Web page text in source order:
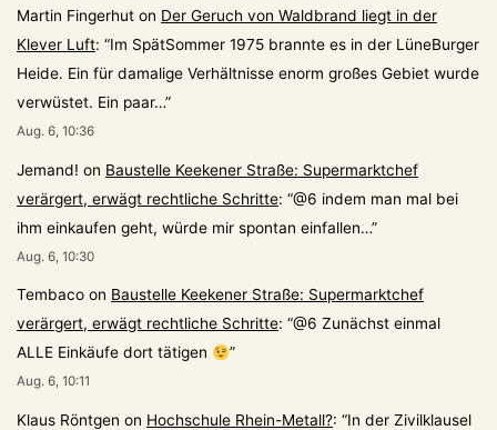
Martin Fingerhut on Der Geruch von Waldbrand liegt in der
Klever Luft: “Im SpätSommer 1975 brannte es in der LüneBurger
Heide. Ein für damalige Verhältnisse enorm großes Gebiet wurde
verwüstet. Ein paar…”
Aug. 6, 10:36
Jemand! on Baustelle Keekener Straße: Supermarktchef
verärgert, erwägt rechtliche Schritte: “@6 indem man mal bei
ihm einkaufen geht, würde mir spontan einfallen…”
Aug. 6, 10:30
Tembaco on Baustelle Keekener Straße: Supermarktchef
verärgert, erwägt rechtliche Schritte: “@6 Zunächst einmal
ALLE Einkäufe dort tätigen
”
Aug. 6, 10:11
Klaus Röntgen on Hochschule Rhein-Metall?: “In der Zivilklausel